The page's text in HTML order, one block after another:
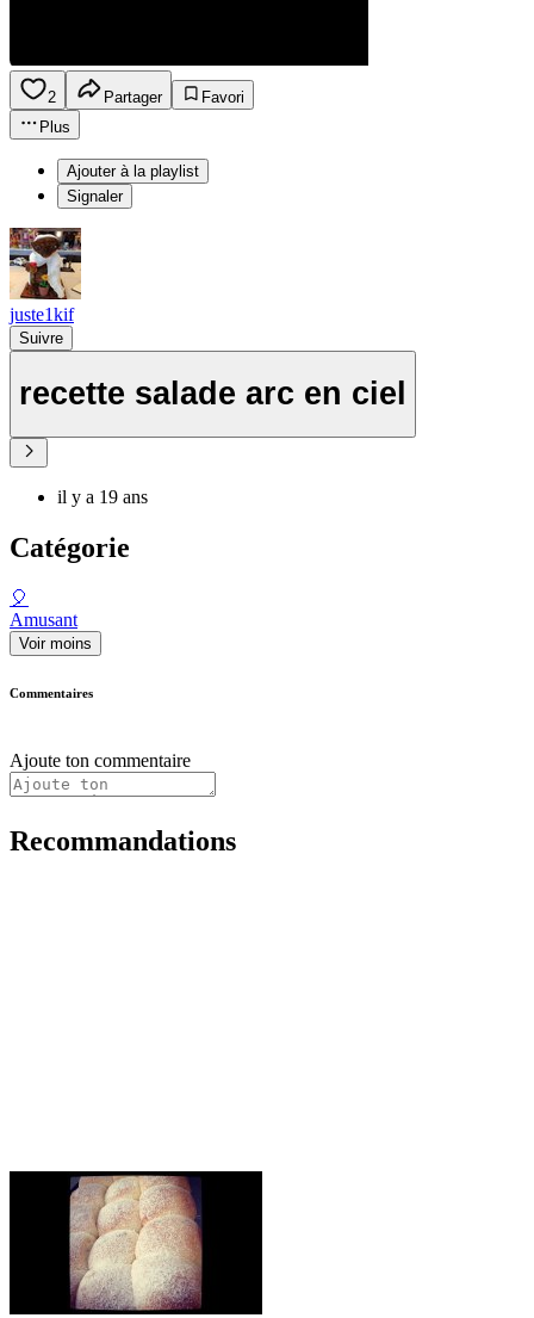
2 Partager
Favori
Plus
Ajouter à la playlist
Signaler
juste1kif
Suivre
recette salade arc en ciel
il y a 19 ans
Catégorie
🎈
Amusant
Voir moins
Commentaires
Ajoute ton commentaire
Recommandations